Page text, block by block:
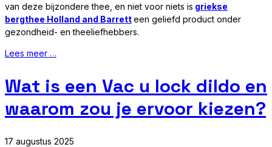
van deze bijzondere thee, en niet voor niets is griekse
bergthee Holland and Barretteen geliefd product onder
gezondheid- en theeliefhebbers.
Lees meer …
Wat is een Vac u lock dildo en
waarom zou je ervoor kiezen?
17 augustus 2025